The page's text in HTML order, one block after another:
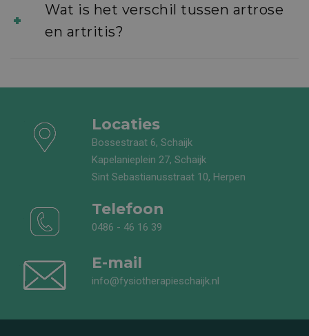
Wat is het verschil tussen artrose
en artritis?
Locaties
Bossestraat 6, Schaijk
Kapelanieplein 27, Schaijk
Sint Sebastianusstraat 10, Herpen
Telefoon
0486 - 46 16 39
E-mail
info@fysiotherapieschaijk.nl